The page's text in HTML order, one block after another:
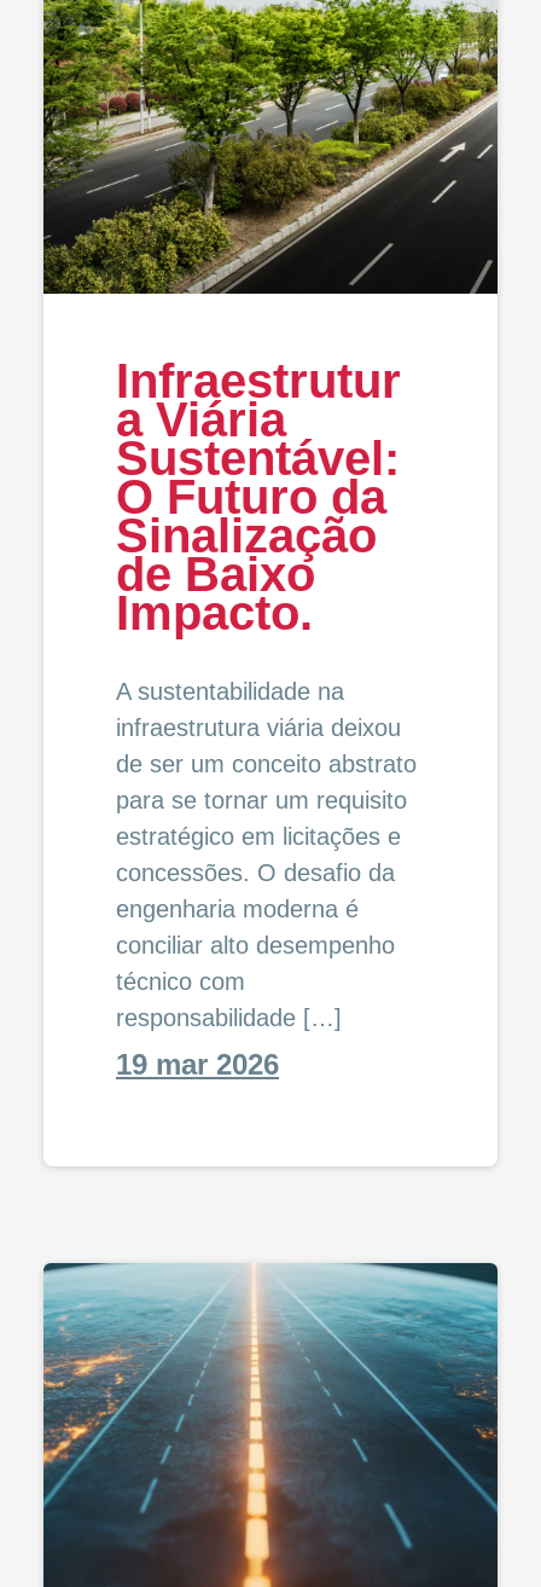
Infraestrutur
a Viária
Sustentável:
O Futuro da
Sinalização
de Baixo
Impacto.
A sustentabilidade na
infraestrutura viária deixou
de ser um conceito abstrato
para se tornar um requisito
estratégico em licitações e
concessões. O desafio da
engenharia moderna é
conciliar alto desempenho
técnico com
responsabilidade […]
19 mar 2026